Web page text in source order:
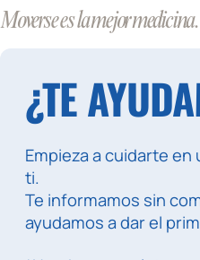
Moverse es la mejor
¿TE
Empieza a cuidarte
ti.
Te informamos sin
ayudamos a dar el